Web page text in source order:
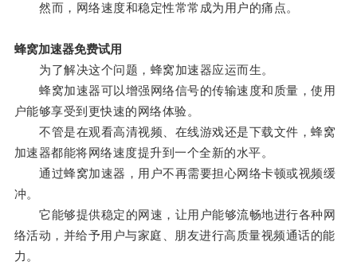
然而，网络速度和稳定性常常成为用户的痛点。
蜂窝加速器免费试用
为了解决这个问题，蜂窝加速器应运而生。
蜂窝加速器可以增强网络信号的传输速度和质量，使用
户能够享受到更快速的网络体验。
不管是在观看高清视频、在线游戏还是下载文件，蜂窝
加速器都能将网络速度提升到一个全新的水平。
通过蜂窝加速器，用户不再需要担心网络卡顿或视频缓
冲。
它能够提供稳定的网速，让用户能够流畅地进行各种网
络活动，并给予用户与家庭、朋友进行高质量视频通话的能
力。